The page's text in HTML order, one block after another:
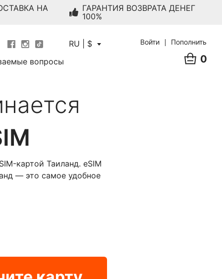
НА
ГАРАНТИЯ ВОЗВРАТА ДЕНЕГ
100%
RU | $
вопросы
0
Войти Пополнить
картой Таиланд. eSIM
— это самое удобное